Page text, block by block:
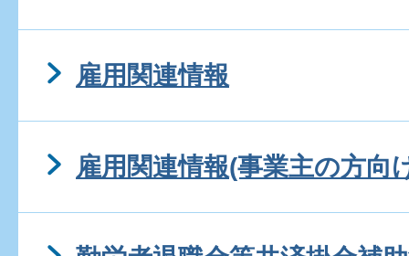
雇用関連情報
雇用関連情報(事業主の方向